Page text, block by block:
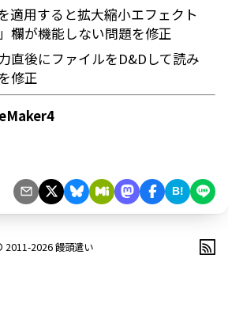
適用すると拡大縮小エフェクト
欄が機能しない問題を修正
直後にファイルをD&Dして読み
修正
B!
2011-2026饅頭遣い